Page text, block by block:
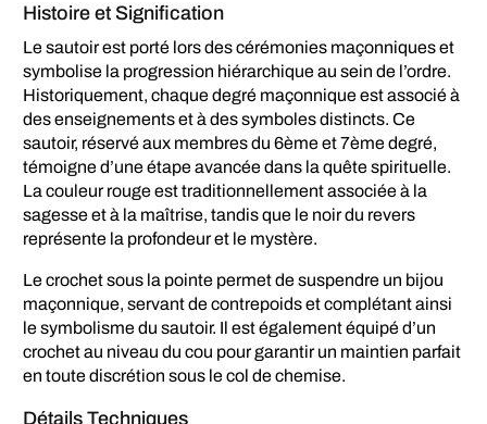
Histoire et Signification
Le sautoir est porté lors des cérémonies maçonniques et
symbolise la progression hiérarchique au sein de l’ordre.
Historiquement, chaque degré maçonnique est associé à
des enseignements et à des symboles distincts. Ce
sautoir, réservé aux membres du 6ème et 7ème degré,
témoigne d’une étape avancée dans la quête spirituelle.
La couleur rouge est traditionnellement associée à la
sagesse et à la maîtrise, tandis que le noir du revers
représente la profondeur et le mystère.
Le crochet sous la pointe permet de suspendre un bijou
maçonnique, servant de contrepoids et complétant ainsi
le symbolisme du sautoir. Il est également équipé d’un
crochet au niveau du cou pour garantir un maintien parfait
en toute discrétion sous le col de chemise.
Détails Techniques